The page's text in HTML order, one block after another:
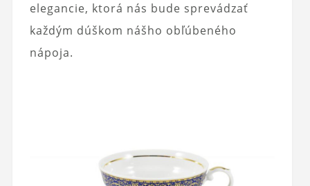
elegancie, ktorá nás bude sprevádzať
každým dúškom nášho obľúbeného
nápoja.